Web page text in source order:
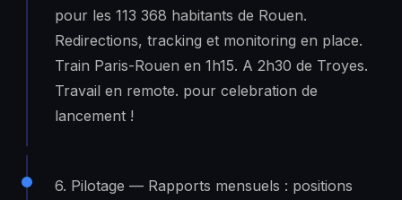
pour les 113 368 habitants de Rouen.
Redirections, tracking et monitoring en place.
Train Paris-Rouen en 1h15. A 2h30 de Troyes.
Travail en remote. pour celebration de
lancement !
6. Pilotage — Rapports mensuels : positions